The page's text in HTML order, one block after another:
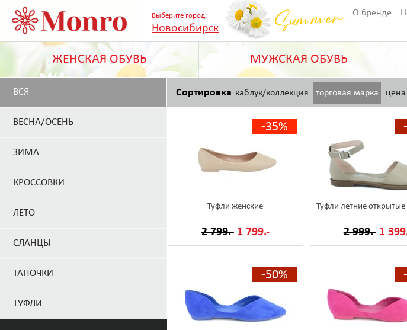
Выберите город:
Новосибирск
О бренде
ЖЕНСКАЯ ОБУВЬ МУЖСКАЯ ОБУВЬ
ВСЯ
ВЕСНА/ОСЕНЬ
ЗИМА
КРОССОВКИ
ЛЕТО
СЛАНЦЫ
ТАПОЧКИ
ТУФЛИ
Сортировка каблук/коллекция торговая марка цена
-35%
Туфли женские
2 799.- 1 799.-
Туфли летние
2 999.- 1
-50%